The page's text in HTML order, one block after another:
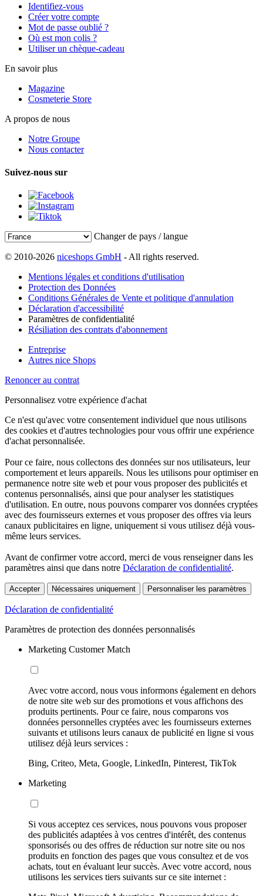
Identifiez-vous
Créer votre compte
Mot de passe oublié ?
Où est mon colis ?
Utiliser un chèque-cadeau
En savoir plus
Magazine
Cosmeterie Store
A propos de nous
Notre Groupe
Nous contacter
Suivez-nous sur
Changer de pays / langue
© 2010-2026 niceshops GmbH - All rights reserved.
Mentions légales et conditions d'utilisation
Protection des Données
Conditions Générales de Vente et politique d'annulation
Déclaration d'accessibilité
Paramètres de confidentialité
Résiliation des contrats d'abonnement
Entreprise
Autres nice Shops
Renoncer au contrat
Personnalisez votre expérience d'achat
Ce n'est qu'avec votre consentement individuel que nous utilisons
des cookies et d'autres technologies pour vous offrir une expérience
d'achat personnalisée.
Pour ce faire, nous collectons des données sur nos utilisateurs, leur
comportement et leurs appareils. Nous les utilisons pour optimiser en
permanence notre site web et pour vous proposer des publicités et
contenus personnalisés, ainsi que pour analyser les statistiques
d'utilisation. En outre, nous pouvons comparer vos données cryptées
avec des fournisseurs externes et vous proposer des offres via leurs
canaux publicitaires en ligne, uniquement si vous utilisez déjà vous-
même leurs services.
Avant de confirmer votre accord, merci de vous renseigner dans les
paramètres ainsi que dans notre Déclaration de confidentialité.
Accepter Nécessaires uniquement Personnaliser les paramètres
Déclaration de confidentialité
Paramètres de protection des données personnalisés
Marketing Customer Match
Avec votre accord, nous vous informons également en dehors
de notre site web sur des promotions et vous affichons des
produits pertinents. Pour ce faire, nous comparons vos
données personnelles cryptées avec les fournisseurs externes
suivants et utilisons leurs canaux de publicité en ligne si vous
utilisez déjà leurs services :
Bing, Criteo, Meta, Google, LinkedIn, Pinterest, TikTok
Marketing
Si vous acceptez ces services, nous pouvons vous proposer
des publicités adaptées à vos centres d'intérêt, des contenus
sponsorisés ou des offres de réduction sur notre site ou nos
produits en fonction des pages que vous consultez et de vos
achats, tout en évaluant leur succès. Avec votre accord, nous
utilisons les services tiers suivants sur ce site internet :